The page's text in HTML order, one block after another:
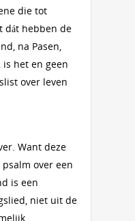
die tot
dát hebben de
na Pasen,
is het en geen
over leven
Want deze
over een
is een
niet uit de